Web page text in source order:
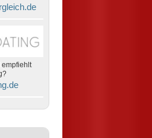
empfiehlt